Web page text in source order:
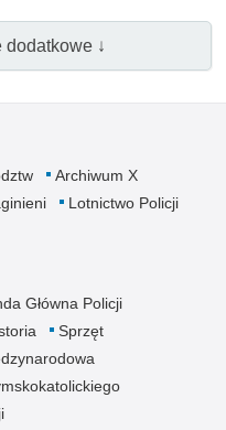
dodatkowe ↓
Archiwum X
Lotnictwo Policji
Główna Policji
Sprzęt